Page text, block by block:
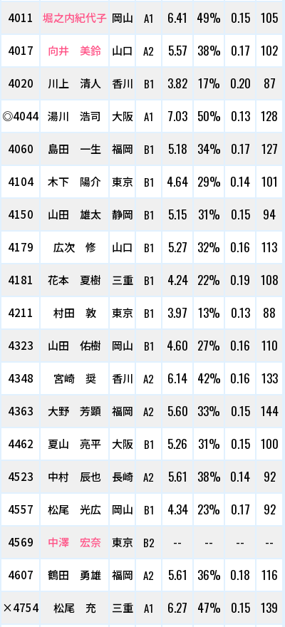
4011 堀之内紀代子
4017 向井 美鈴
4020 川上 清人
◎4044 湯川 浩司
4060 島田 一生
4104 木下 陽介
4150 山田 雄太
4179 広次 修
4181 花本 夏樹
4211 村田 敦
4323 山田 佑樹
4348 宮崎 奨
4363 大野 芳顕
4462 夏山 亮平
4523 中村 辰也
4557 松尾 光広
4569 中澤 宏奈
4607 鶴田 勇雄
×4754 松尾 充
岡山 A1 6.41 49% 0.15 105
山口 A2 5.57 38% 0.17 102
香川 B1 3.82 17% 0.20 87
大阪 A1 7.03 50% 0.13 128
福岡 B1 5.18 34% 0.17 127
東京 B1 4.64 29% 0.14 101
静岡 B1 5.15 31% 0.15 94
山口 B1 5.27 32% 0.16 113
三重 B1 4.24 22% 0.19 108
東京 B1 3.97 13% 0.13 88
岡山 B1 4.60 27% 0.16 110
香川 A2 6.14 42% 0.16 133
福岡 A2 5.60 33% 0.15 144
大阪 B1 5.26 31% 0.15 100
長崎 A2 5.61 38% 0.14 92
岡山 B1 4.34 23% 0.17 92
東京 B2 -- -- -- --
福岡 A2 5.61 36% 0.18 116
三重 A1 6.27 47% 0.15 139